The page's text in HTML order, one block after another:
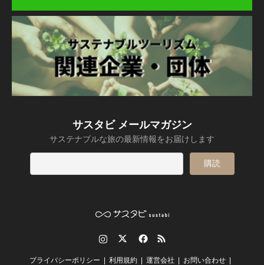
サスタビ メールマガジン
サステナブルな旅の最新情報をお届けします
RSS
プライバシーポリシー 利用規約 運営会社 お問い合わせ